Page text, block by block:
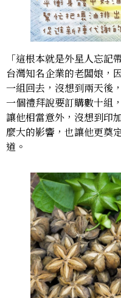
「這根本就是外星人忘
台灣知名企業的老闆娘，
一組回去，沒想到兩天後
一個禮拜說要訂購數十組
讓他相當意外，沒想到印
麼大的影響，也讓他更奠
道。